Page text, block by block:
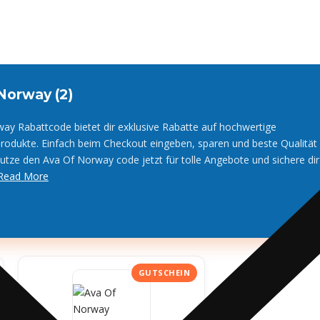
(2)
Rabattcode bietet dir exklusive Rabatte auf hochwertige
Einfach beim Checkout eingeben, sparen und beste Qualität
den Ava Of Norway code jetzt für tolle Angebote und sichere dir
More